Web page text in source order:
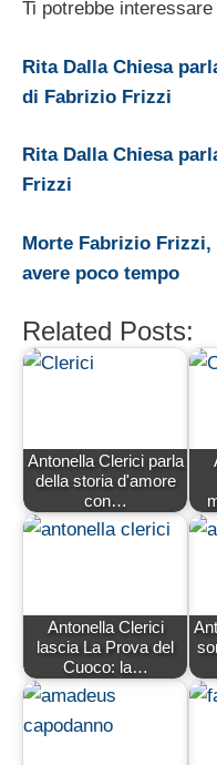
Ti potrebbe interessare
Rita Dalla Chiesa
di Fabrizio Frizzi
Rita Dalla Chiesa
Frizzi
Morte Fabrizio
avere poco tempo
Related Posts:
Antonella Clerici parla
della storia d'amore
con…
Antonella Clerici
lascia La Prova del
Cuoco: la…